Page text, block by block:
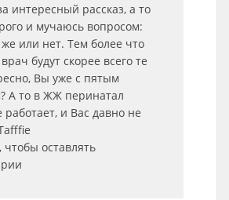
интересный рассказ, а то
и мучаюсь вопросом:
же или нет. Тем более что
будут скорее всего те
Вы уже с пятым
А то в ЖЖ перинатал
работает, и Вас давно не
, чтобы оставлять